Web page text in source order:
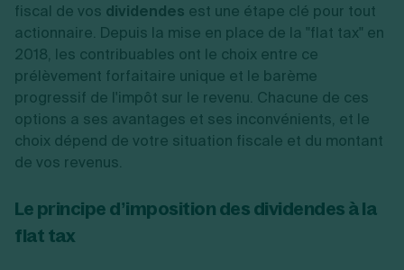
fiscal de vos dividendes est une étape clé pour tout
actionnaire. Depuis la mise en place de la "flat tax" en
2018, les contribuables ont le choix entre ce
prélèvement forfaitaire unique et le barème
progressif de l'impôt sur le revenu. Chacune de ces
options a ses avantages et ses inconvénients, et le
choix dépend de votre situation fiscale et du montant
de vos revenus.
Le principe d’imposition des dividendes à la
flat tax